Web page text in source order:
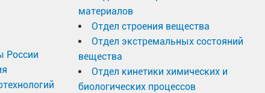
России
материалов
Отдел строения вещества
Отдел экстремальных состояний
вещества
Отдел кинетики химических и
биологических процессов